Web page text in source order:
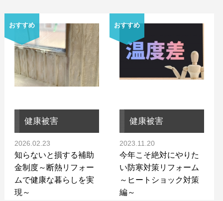
おすすめ
健康被害
2026.02.23
知らないと損する補助
金制度～断熱リフォー
ムで健康な暮らしを実
現～
おすすめ
健康被害
2023.11.20
今年こそ絶対にやりた
い防寒対策リフォーム
～ヒートショック対策
編～